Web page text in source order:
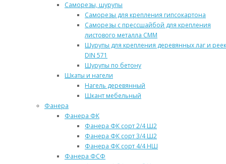
Саморезы, шурупы
Саморезы для крепления гипсокартона
Саморезы с прессшайбой для крепления
листового металла СММ
Шурупы для крепления деревянных лаг и реек
DIN 571
Шурупы по бетону
Шкаты и нагели
Нагель деревянный
Шкант мебельный
Фанера
Фанера ФК
Фанера ФК сорт 2/4 Ш2
Фанера ФК сорт 3/4 Ш2
Фанера ФК сорт 4/4 НШ
Фанера ФСФ